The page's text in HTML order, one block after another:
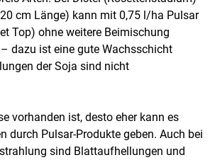
cm Länge) kann mit 0,75 l/ha Pulsar
Top) ohne weitere Beimischung
dazu ist eine gute Wachsschicht
der Soja sind nicht
vorhanden ist, desto eher kann es
durch Pulsar-Produkte geben. Auch bei
sind Blattaufhellungen und